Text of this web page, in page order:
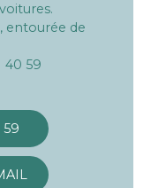
entourée de
40 59
59